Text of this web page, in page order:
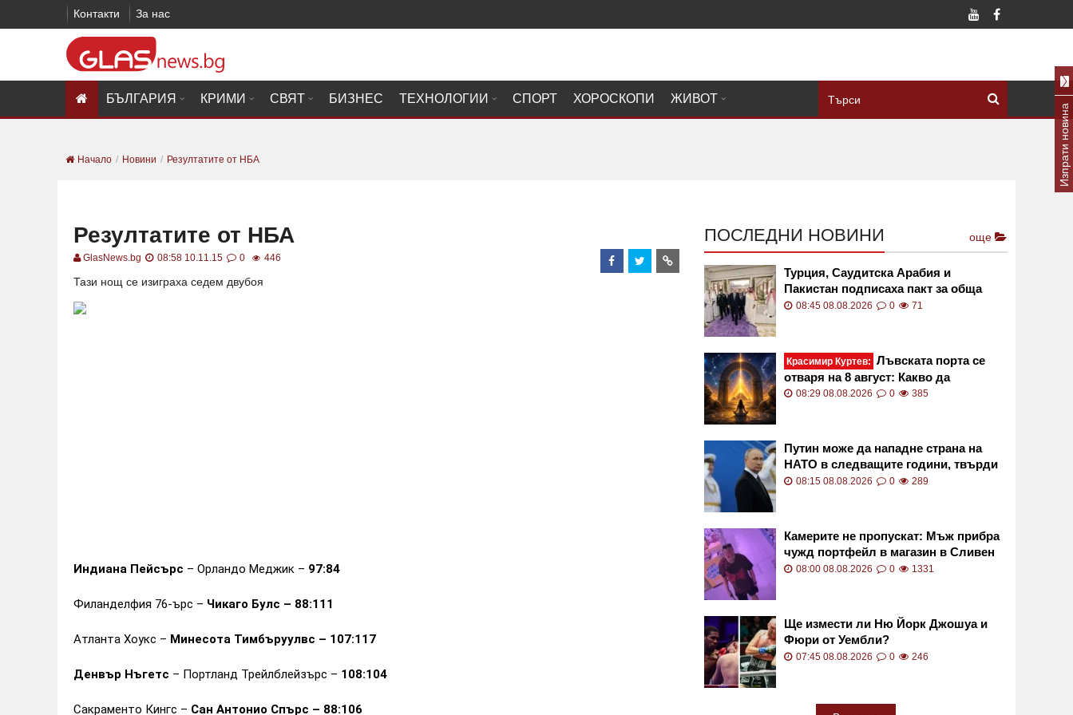
Контакти За нас
БЪЛГАРИЯ КРИМИ СВЯТ БИЗНЕС ТЕХНОЛОГИИ СПОРТ ХОРОСКОПИ ЖИВОТ
Начало Новини Резултатите от НБА
Резултатите от НБА
GlasNews.bg 08:58 10.11.15 0 446
Тази нощ се изиграха седем двубоя
Индиана Пейсърс – Орландо Меджик – 97:84
Филанделфия 76-ърс – Чикаго Булс – 88:111
Атланта Хоукс – Минесота Тимбъруулвс – 107:117
Денвър Нъгетс – Портланд Трейлблейзърс – 108:104
Сакраменто Кингс – Сан Антонио Спърс – 88:106
ПОСЛЕДНИ НОВИНИ още
Турция, Саудитска Арабия и
Пакистан подписаха пакт за обща
отбрана
08:45 08.08.2026 0 71
Красимир Куртев: Лъвската порта се
отваря на 8 август: Какво да
поискаме от Вселената
08:29 08.08.2026 0 385
Путин може да нападне страна на
НАТО в следващите години, твърди
американското разузнаване
08:15 08.08.2026 0 289
Камерите не пропускат: Мъж прибра
чужд портфейл в магазин в Сливен
ВИДЕО
08:00 08.08.2026 0 1331
Ще измести ли Ню Йорк Джошуа и
Фюри от Уембли?
07:45 08.08.2026 0 246
Изпрати новина